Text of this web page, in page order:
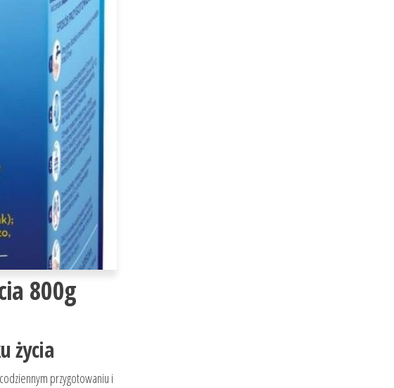
800g
życia
przygotowaniu i